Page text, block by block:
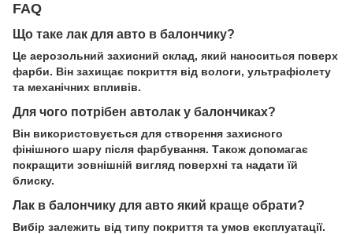
FAQ
Що таке лак для авто в балончику?
Це аерозольний захисний склад, який наноситься поверх
фарби. Він захищає покриття від вологи, ультрафіолету
та механічних впливів.
Для чого потрібен автолак у балончиках?
Він використовується для створення захисного
фінішного шару після фарбування. Також допомагає
покращити зовнішній вигляд поверхні та надати їй
блиску.
Лак в балончику для авто який краще обрати?
Вибір залежить від типу покриття та умов експлуатації.